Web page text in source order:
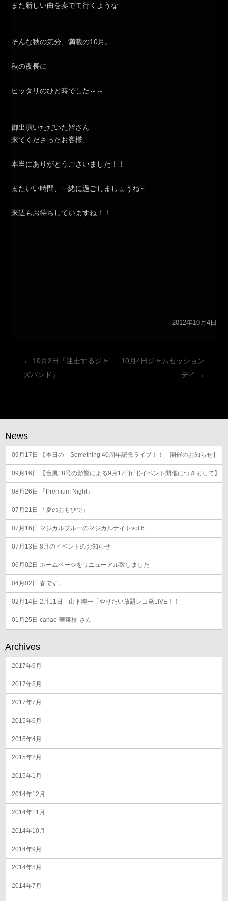
また新しい曲を奏でて行くような
そんな秋の気分、満載の10月。
秋の夜長に
ピッタリのひと時でした～～
御出演いただいた皆さん
来てくださったお客様、
本当にありがとうございました！！
またいい時間、一緒に過ごしましょうね～
来週もお待ちしていますね！！
2012年10月4日
投
稿
ゲ
ー
シ
ョ
ン
← 10月2日「迷走するジャ
ズバンド」
10月4日ジャムセッション
デイ →
News
09月17日 【本日の「Something 40周年記念ライブ！！」開催のお知らせ】
09月16日 【台風18号の影響による9月17日(日)イベント開催につきまして】
08月26日 「Premium Night」
07月21日 「夏のおもひで」
07月16日 マジカルブルーのマジカルナイトvol.6
07月13日 8月のイベントのお知らせ
06月02日 ホームページをリニューアル致しました
04月02日 春です。
02月14日 2月11日 山下純一「やりたい放題レコ発LIVE！！」
01月25日 canae-華菜枝-さん
Archives
2017年9月
2017年8月
2017年7月
2015年6月
2015年4月
2015年2月
2015年1月
2014年12月
2014年11月
2014年10月
2014年9月
2014年8月
2014年7月